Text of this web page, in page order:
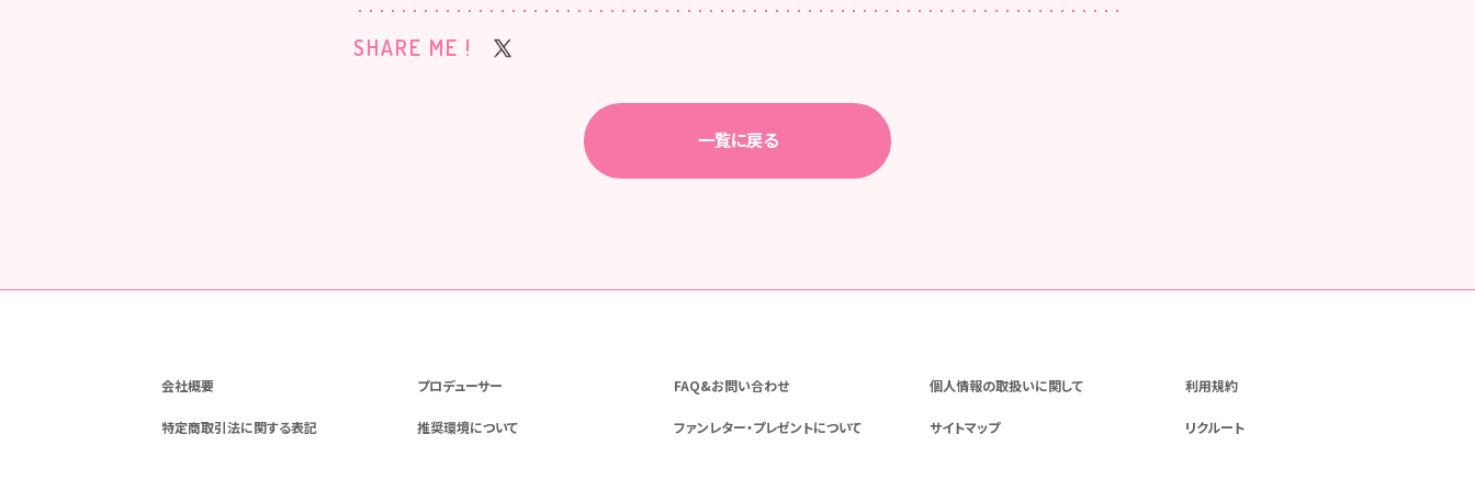
SHARE ME !
一覧に戻る
会社概要 プロデューサー FAQ&お問い合わせ 個人情報の取扱いに関して 利用規約
特定商取引法に関する表記 推奨環境について ファンレター・プレゼントについて サイトマップ リクルート